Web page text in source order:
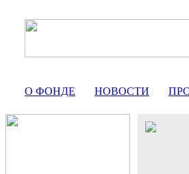
О ФОНДЕ НОВОСТИ